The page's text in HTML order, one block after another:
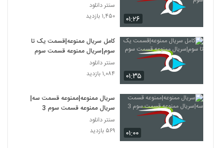
۰۱:۲۶
سنتر دانلود
۱,۴۵۰ بازدید
۰۱:۳۵
کامل سریال ممنوعه|قسمت یک تا
سوم|سریال ممنوعه قسمت سوم
سنتر دانلود
۱,۰۸۴ بازدید
۰۱:۰۰
سریال ممنوعه|ممنوعه قسمت سه|
سریال ممنوعه قسمت سوم 3
سنتر دانلود
۵۶۹ بازدید